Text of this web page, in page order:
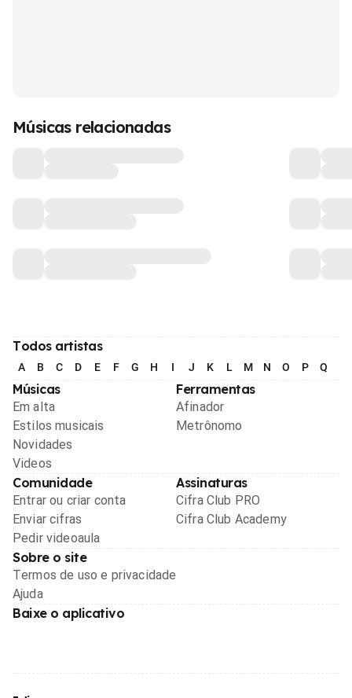
Músicas relacionadas
Todos artistas
A B C D E F G H I J K L M N O P Q
Músicas
Em alta
Estilos musicais
Novidades
Videos
Ferramentas
Afinador
Metrônomo
Comunidade
Entrar ou criar conta
Enviar cifras
Pedir videoaula
Assinaturas
Cifra Club PRO
Cifra Club Academy
Sobre o site
Termos de uso e privacidade
Ajuda
Baixe o aplicativo